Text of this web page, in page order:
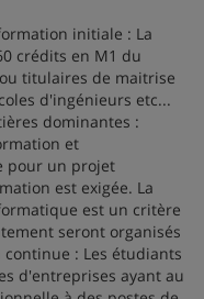
initiale : La
crédits en M1 du
titulaires de maitrise
d'ingénieurs etc...
dominantes :
et
pour un projet
est exigée. La
est un critère
seront organisés
: Les étudiants
d'entreprises ayant au